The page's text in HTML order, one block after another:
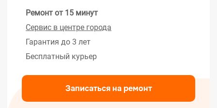
Ремонт от 15 минут
Сервис в центре города
Гарантия до 3 лет
Бесплатный курьер
Записаться на ремонт